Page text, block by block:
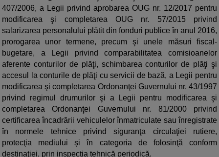
407/2006, a Legii privind aprobarea OUG nr. 12/2017 pentru
modificarea şi completarea OUG nr. 57/2015 privind
salarizarea personalului plătit din fonduri publice în anul 2016,
prorogarea unor termene, precum şi unele măsuri fiscal-
bugetare, a Legii privind comparabilitatea comisioanelor
aferente conturilor de plăţi, schimbarea conturilor de plăţi şi
accesul la conturile de plăţi cu servicii de bază, a Legii pentru
modificarea şi completarea Ordonanţei Guvernului nr. 43/1997
privind regimul drumurilor şi a Legii pentru modificarea şi
completarea Ordonanţei Guvernului nr. 81/2000 privind
certificarea încadrării vehiculelor înmatriculate sau înregistrate
în normele tehnice privind siguranţa circulaţiei rutiere,
protecţia mediului şi în categoria de folosinţă conform
destinaţiei, prin inspecţia tehnică periodică.